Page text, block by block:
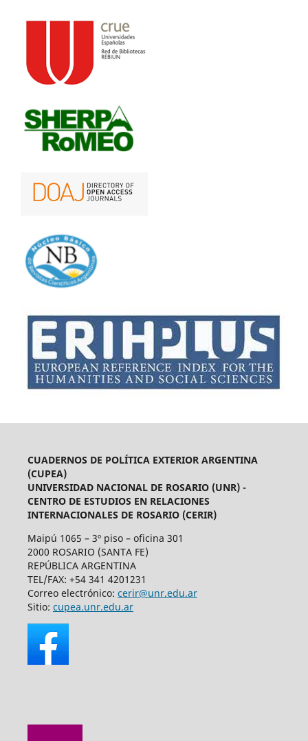
CUADERNOS DE POLÍTICA EXTERIOR ARGENTINA
(CUPEA)
UNIVERSIDAD NACIONAL DE ROSARIO (UNR) -
CENTRO DE ESTUDIOS EN RELACIONES
INTERNACIONALES DE ROSARIO (CERIR)
Maipú 1065 – 3º piso – oficina 301
2000 ROSARIO (SANTA FE)
REPÚBLICA ARGENTINA
TEL/FAX: +54 341 4201231
Correo electrónico: cerir@unr.edu.ar
Sitio: cupea.unr.edu.ar